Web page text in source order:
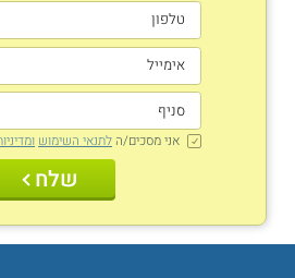
אני מסכים/ה לתנאי השימוש
שלח